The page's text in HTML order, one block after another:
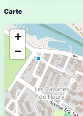
Carte
+
−